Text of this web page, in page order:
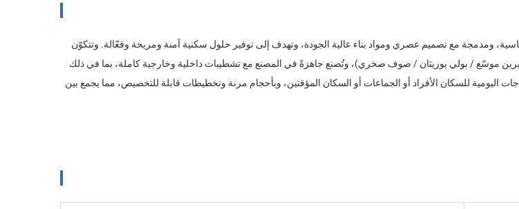
ومدمجة مع تصميم عصري ومواد بناء عالية الجودة، وتهدف إلى توفير حلول سكنية آمنة ومريحة وفعّالة. وتتكوّن
موسّع / بولي يوريثان / صوف صخري)، وتُصنع جاهزةً في المصنع مع تشطيبات داخلية وخارجية كاملة، بما في ذلك
اليومية للسكان الأفراد أو الجماعات أو السكان المؤقتين، وبأحجام مرنة وتخطيطات قابلة للتخصيص، مما يجمع بين